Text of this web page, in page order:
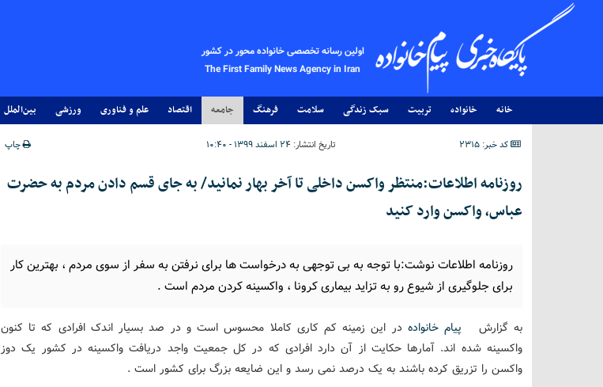
اولین رسانه تخصصی خانواده محور در کشور
The First Family News Agency in Iran
خانه خانواده تربیت سبک زندگی سلامت فرهنگ جامعه اقتصاد علم و فناوری ورزشی بین‌الملل
کد خبر: 2315 تاریخ انتشار: ۲۴ اسفند ۱۳۹۹ - ۱۰:۴۰ چاپ
روزنامه اطلاعات:منتظر واکسن داخلی تا آخر بهار نمانید/ به جای قسم دادن مردم به حضرت
عباس، واکسن وارد کنید
روزنامه اطلاعات نوشت:با توجه به بی توجهی به درخواست ها برای نرفتن به سفر از سوی مردم ، بهترین کار
برای جلوگیری از شیوع رو به تزاید بیماری کرونا ، واکسینه کردن مردم است .
به گزارش پیام خانواده در این زمینه کم کاری کاملا محسوس است و در صد بسیار اندک افرادی که تا کنون
واکسینه شده اند. آمارها حکایت از آن دارد افرادی که در کل جمعیت واجد دریافت واکسینه در کشور یک دوز
واکسن را تزریق کرده باشند به یک درصد نمی رسد و این ضایعه بزرگ برای کشور است .